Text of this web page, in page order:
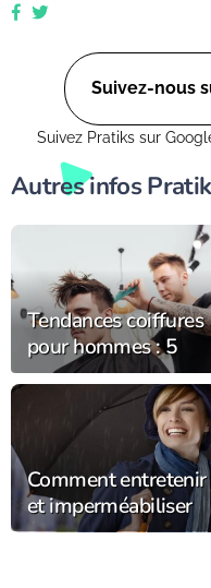
Que vous soyez novice
tous les jours.
Suivez-nous
Suivez Pratiks sur
Autres infos
Tendances coiffures
pour hommes : 5
coupes et styles en
vogue cette année
Comment entretenir
et imperméabiliser
son chapeau de